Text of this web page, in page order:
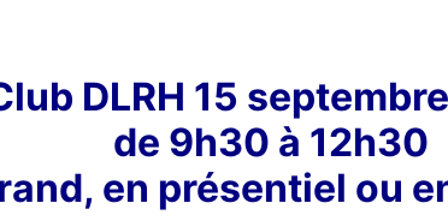
DLRH 15
de 9h30 à 12h30
en présentiel ou